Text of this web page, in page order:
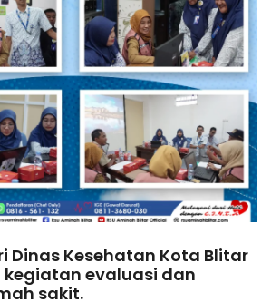
Dinas Kesehatan Kota Blitar
evaluasi dan
sakit.